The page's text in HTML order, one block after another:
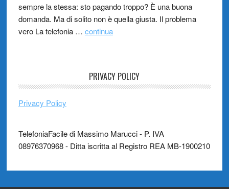
sempre la stessa: sto pagando troppo? È una buona
domanda. Ma di solito non è quella giusta. Il problema
vero La telefonia … continua
PRIVACY POLICY
Privacy Policy
TelefoniaFacile di Massimo Marucci - P. IVA
08976370968 - Ditta iscritta al Registro REA MB-1900210